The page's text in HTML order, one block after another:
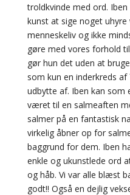
troldkvinde med ord.
kunst at sige noget
menneskeliv og ikke
gøre med vores forhold
gør hun det uden at
som kun en inderkreds af
udbytte af. Iben kan som
været til en salmeaften
salmer på en fantastisk
virkelig åbner op for
baggrund for dem. Iben
enkle og ukunstlede ord
og håb. Vi var alle blæst
godt!! Også en dejlig